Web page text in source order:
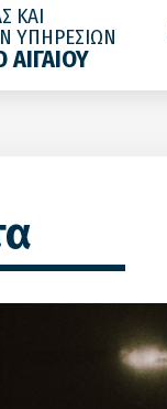
ΚΑΙ
ΥΠΗΡΕΣΙΩΝ